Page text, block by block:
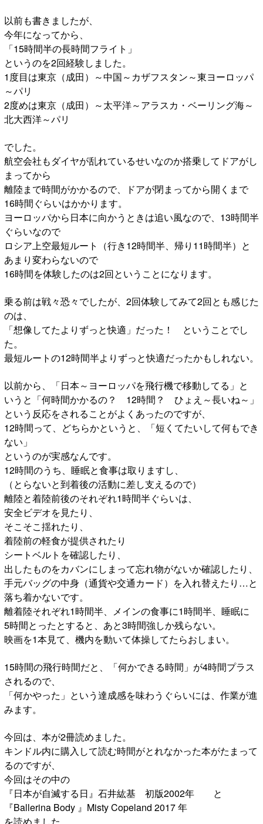
以前も書きましたが、
今年になってから、
「15時間半の長時間フライト」
というのを2回経験しました。
1度目は東京（成田）～中国～カザフスタン～東ヨーロッパ
～パリ
2度めは東京（成田）～太平洋～アラスカ・ベーリング海～
北大西洋～パリ
でした。
航空会社もダイヤが乱れているせいなのか搭乗してドアがし
まってから
離陸まで時間がかかるので、ドアが閉まってから開くまで
16時間ぐらいはかかります。
ヨーロッパから日本に向かうときは追い風なので、13時間半
ぐらいなので
ロシア上空最短ルート（行き12時間半、帰り11時間半）と
あまり変わらないので
16時間を体験したのは2回ということになります。
乗る前は戦々恐々でしたが、2回体験してみて2回とも感じた
のは、
「想像してたよりずっと快適」だった！ ということでし
た。
最短ルートの12時間半よりずっと快適だったかもしれない。
以前から、「日本～ヨーロッパを飛行機で移動してる」と
いうと「何時間かかるの？ 12時間？ ひょえ～長いね～」
という反応をされることがよくあったのですが、
12時間って、どちらかというと、「短くてたいして何もでき
ない」
というのが実感なんです。
12時間のうち、睡眠と食事は取りますし、
（とらないと到着後の活動に差し支えるので）
離陸と着陸前後のそれぞれ1時間半ぐらいは、
安全ビデオを見たり、
そこそこ揺れたり、
着陸前の軽食が提供されたり
シートベルトを確認したり、
出したものをカバンにしまって忘れ物がないか確認したり、
手元バッグの中身（通貨や交通カード）を入れ替えたり…と
落ち着かないです。
離着陸それぞれ1時間半、メインの食事に1時間半、睡眠に
5時間とったとすると、あと3時間強しか残らない。
映画を1本見て、機内を動いて体操してたらおしまい。
15時間の飛行時間だと、「何かできる時間」が4時間プラス
されるので、
「何かやった」という達成感を味わうぐらいには、作業が進
みます。
今回は、本が2冊読めました。
キンドル内に購入して読む時間がとれなかった本がたまって
るのですが、
今回はその中の
『日本が自滅する日』石井紘基 初版2002年 と
『Ballerina Body 』Misty Copeland 2017 年